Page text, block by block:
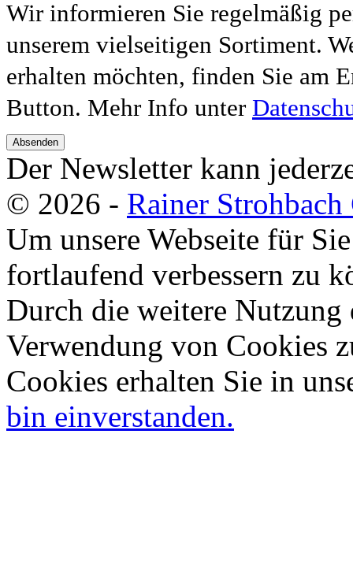
Wir informieren Sie regelmäßig
unserem vielseitigen Sortiment.
erhalten möchten, finden Sie am
Button. Mehr Info unter
Absenden
Der Newsletter kann
© 2026 - Rainer
Um unsere Webseite für
fortlaufend verbessern zu
Durch die weitere Nutzung
Verwendung von Cookies
Cookies erhalten Sie in
bin einverstanden.